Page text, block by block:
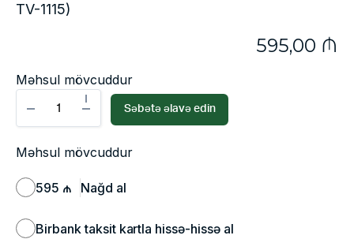
TV-1115)
595,00 ₼
Məhsul mövcuddur
Səbətə əlavə edin
Məhsul mövcuddur
595 ₼ Nağd al
Birbank taksit kartla hissə-hissə al